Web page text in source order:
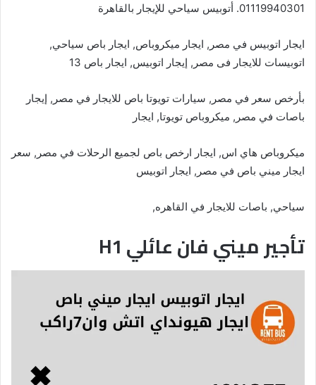
01119940301. أتوبيس سياحي للإيجار بالقاهرة
ايجار اتوبيس في مصر, ايجار ميكروباص, ايجار باص سياحي,
اتوبيسات للايجار فى مصر, إيجار اتوبيس, ايجار باص 13
بأرخص سعر في مصر, سيارات تويوتا باص للايجار في مصر, إيجار
باصات في مصر, ميكروباص تويوتا, ايجار
ميكروباص هاي اس, ايجار ارخص باص لجميع الرحلات في مصر, سعر
ايجار ميني باص في مصر, ايجار اتوبيس
سياحي, باصات للايجار في القاهره,
تأجير ميني فان عائلي H1